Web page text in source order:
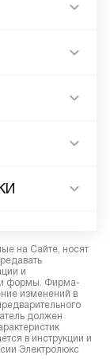
на Сайте, носят
и
и формы. Фирма-
изменений в
должен
в инструкции и
Электролюкс